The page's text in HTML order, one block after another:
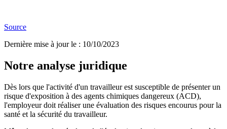
Source
Dernière mise à jour le : 10/10/2023
Notre analyse juridique
Dès lors que l'activité d'un travailleur est susceptible de présenter un
risque d'exposition à des agents chimiques dangereux (ACD),
l'employeur doit réaliser une évaluation des risques encourus pour la
santé et la sécurité du travailleur.